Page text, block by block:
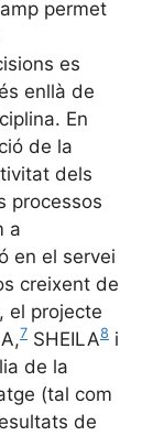
permet
es
enllà de
En
de la
dels
processos
a
en el servei
creixent de
el projecte
7 SHEILA8 i
de la
(tal com
de